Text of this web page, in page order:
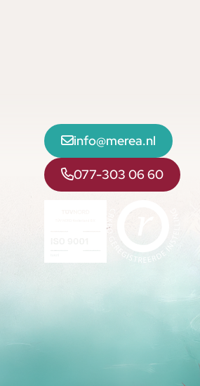
info@merea.nl
077-303 06 60